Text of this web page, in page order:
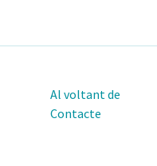
Al voltant de
Contacte